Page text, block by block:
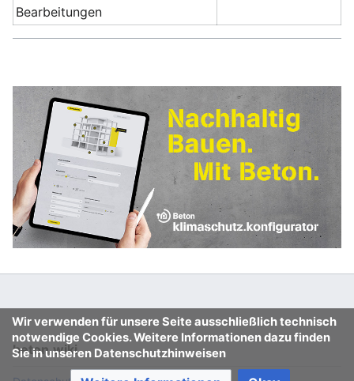
Bearbeitungen
Wir verwenden für unsere Seite ausschließlich technisch
notwendige Cookies. Weitere Informationen dazu finden
Sie in unseren Datenschutzhinweisen
beton.wiki